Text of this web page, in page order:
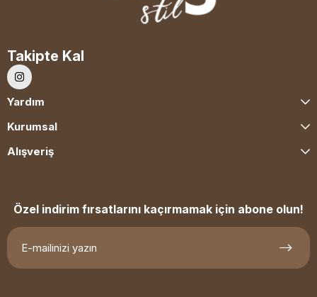
Takipte Kal
Yardım
Kurumsal
Alışveriş
Özel indirim fırsatlarını kaçırmamak için abone olun!